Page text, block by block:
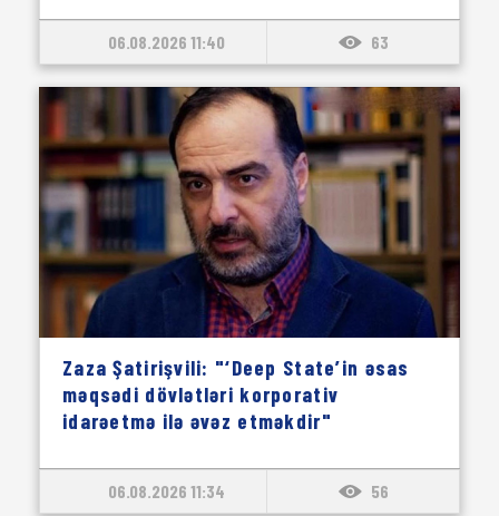
06.08.2026 11:40 63
Zaza Şatirişvili: "‘Deep State’in əsas
məqsədi dövlətləri korporativ
idarəetmə ilə əvəz etməkdir"
06.08.2026 11:34 56